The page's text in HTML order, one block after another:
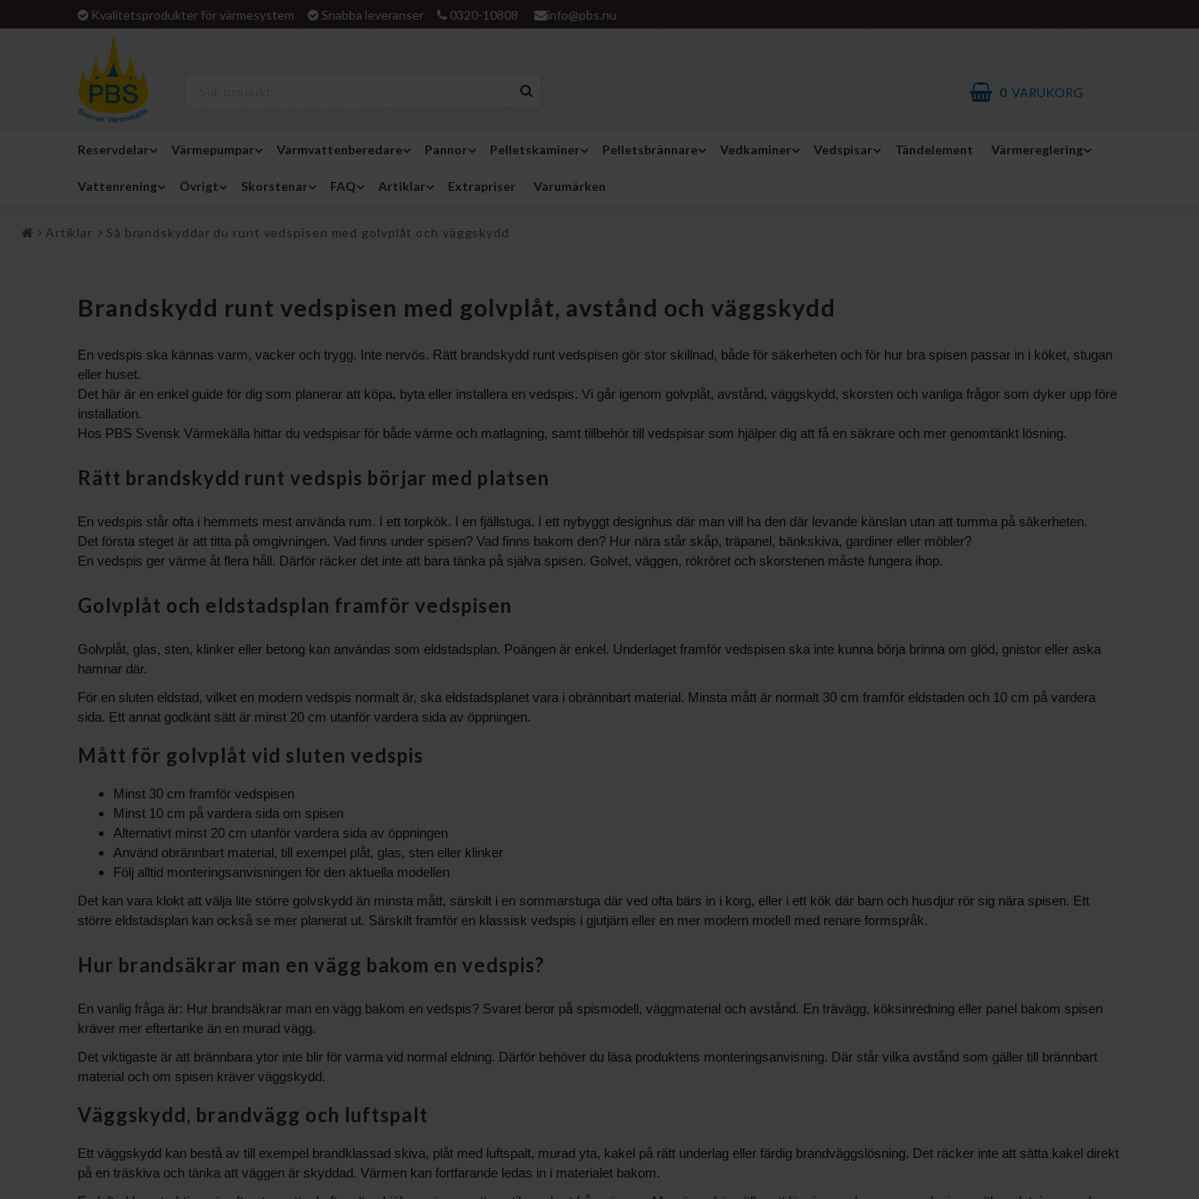
Kvalitetsprodukter för värmesystem Snabba leveranser 0320-10808 info@pbs.nu
0 VARUKORG
Reservdelar Värmepumpar Varmvattenberedare Pannor Pelletskaminer Pelletsbrännare Vedkaminer Vedspisar Tändelement Värmereglering
Vattenrening Övrigt Skorstenar FAQ Artiklar Extrapriser Varumärken
Artiklar Så brandskyddar du runt vedspisen med golvplåt och väggskydd
Brandskydd runt vedspisen med golvplåt, avstånd och väggskydd
En vedspis ska kännas varm, vacker och trygg. Inte nervös. Rätt brandskydd runt vedspisen gör stor skillnad, både för säkerheten och för hur bra spisen passar in i köket, stugan
eller huset.
Det här är en enkel guide för dig som planerar att köpa, byta eller installera en vedspis. Vi går igenom golvplåt, avstånd, väggskydd, skorsten och vanliga frågor som dyker upp före
installation.
Hos PBS Svensk Värmekälla hittar du vedspisar för både värme och matlagning, samt tillbehör till vedspisar som hjälper dig att få en säkrare och mer genomtänkt lösning.
Rätt brandskydd runt vedspis börjar med platsen
En vedspis står ofta i hemmets mest använda rum. I ett torpkök. I en fjällstuga. I ett nybyggt designhus där man vill ha den där levande känslan utan att tumma på säkerheten.
Det första steget är att titta på omgivningen. Vad finns under spisen? Vad finns bakom den? Hur nära står skåp, träpanel, bänkskiva, gardiner eller möbler?
En vedspis ger värme åt flera håll. Därför räcker det inte att bara tänka på själva spisen. Golvet, väggen, rökröret och skorstenen måste fungera ihop.
Golvplåt och eldstadsplan framför vedspisen
Golvplåt, glas, sten, klinker eller betong kan användas som eldstadsplan. Poängen är enkel. Underlaget framför vedspisen ska inte kunna börja brinna om glöd, gnistor eller aska
hamnar där.
För en sluten eldstad, vilket en modern vedspis normalt är, ska eldstadsplanet vara i obrännbart material. Minsta mått är normalt 30 cm framför eldstaden och 10 cm på vardera
sida. Ett annat godkänt sätt är minst 20 cm utanför vardera sida av öppningen.
Mått för golvplåt vid sluten vedspis
Minst 30 cm framför vedspisen
Minst 10 cm på vardera sida om spisen
Alternativt minst 20 cm utanför vardera sida av öppningen
Använd obrännbart material, till exempel plåt, glas, sten eller klinker
Följ alltid monteringsanvisningen för den aktuella modellen
Det kan vara klokt att välja lite större golvskydd än minsta mått, särskilt i en sommarstuga där ved ofta bärs in i korg, eller i ett kök där barn och husdjur rör sig nära spisen. Ett
större eldstadsplan kan också se mer planerat ut. Särskilt framför en klassisk vedspis i gjutjärn eller en mer modern modell med renare formspråk.
Hur brandsäkrar man en vägg bakom en vedspis?
En vanlig fråga är: Hur brandsäkrar man en vägg bakom en vedspis? Svaret beror på spismodell, väggmaterial och avstånd. En trävägg, köksinredning eller panel bakom spisen
kräver mer eftertanke än en murad vägg.
Det viktigaste är att brännbara ytor inte blir för varma vid normal eldning. Därför behöver du läsa produktens monteringsanvisning. Där står vilka avstånd som gäller till brännbart
material och om spisen kräver väggskydd.
Väggskydd, brandvägg och luftspalt
Ett väggskydd kan bestå av till exempel brandklassad skiva, plåt med luftspalt, murad yta, kakel på rätt underlag eller färdig brandväggslösning. Det räcker inte att sätta kakel direkt
på en träskiva och tänka att väggen är skyddad. Värmen kan fortfarande ledas in i materialet bakom.